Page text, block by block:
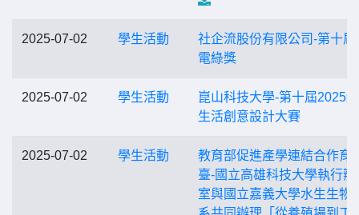
2025-07-02 學生活動
社企流股份有限公司-第十屆
電綠獎
2025-07-02 學生活動
崑山科技大學-第十屆2025
生活創意設計大賽
2025-07-02 學生活動
教育部促進產學連結合作育
臺-國立高雄科技大學執行辦
室與國立嘉義大學水生生物